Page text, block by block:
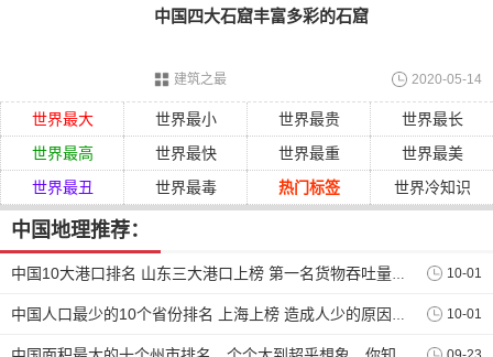
位于山东半岛的胶州湾畔，是中国的国际贸易口岸和中转枢
吞吐量为2371万标准集装箱。
6.日照港
位于山东省日照市，是中国重点发展的沿海港口之一。2021
年，日照港完成货物吞吐量达到5411.7万吨，集装箱吞吐量为
517万标准集装箱，实现了持续增长。
7.天津港
位于天津市滨海新区，是京津冀地区的海上门户，扮演着重
要的战略支点角色。2021年，天津港货物吞吐量达到5295.4万
中国四大石窟丰富多彩的石窟
建筑之最 2020-05-14
世界最大 世界最小 世界最贵
世界最长
世界最高
世界最快 世界最重
世界最美
世界最丑
世界最毒 热门标签 世界冷知识
中国地理推荐：
中国10大港口排名 山东三大港口上榜 第一名货物吞吐量全球第一 10-01
中国人口最少的10个省份排名 上海上榜 造成人少的原因是什么 10-01